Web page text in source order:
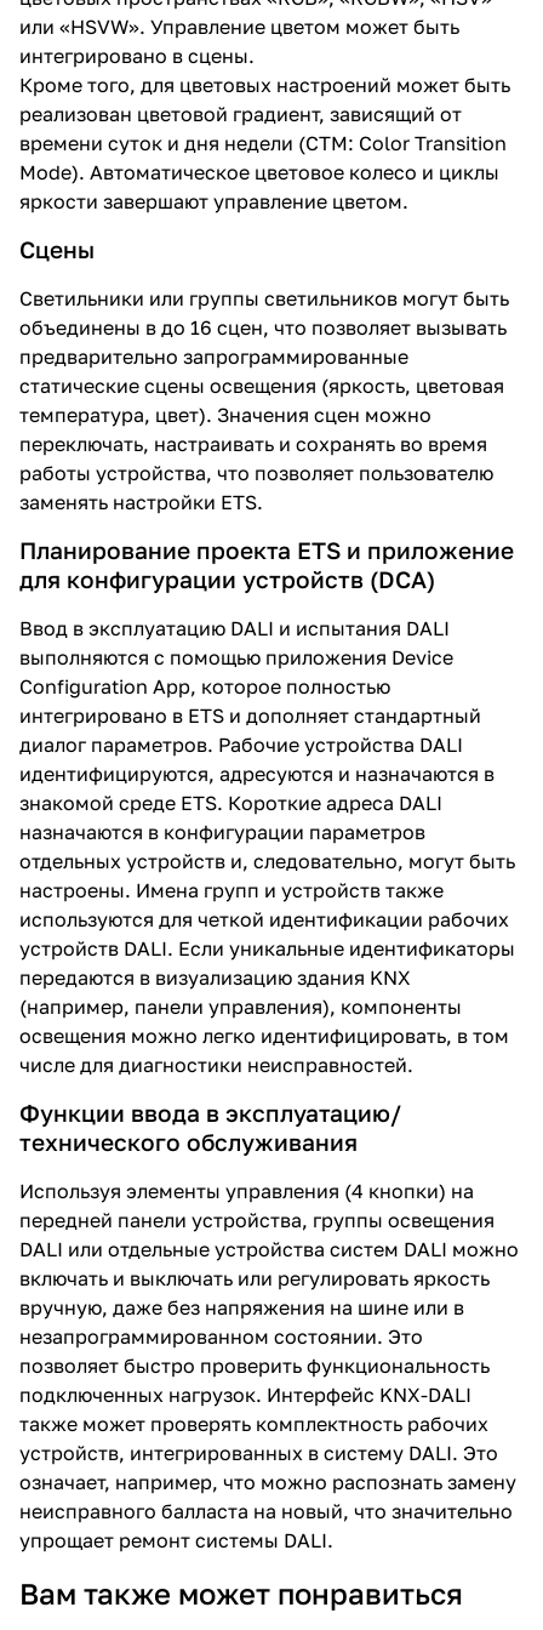
или «HSVW». Управление цветом может быть
интегрировано в сцены.
Кроме того, для цветовых настроений может быть
реализован цветовой градиент, зависящий от
времени суток и дня недели (CTM: Color Transition
Mode). Автоматическое цветовое колесо и циклы
яркости завершают управление цветом.
Сцены
Светильники или группы светильников могут быть
объединены в до 16 сцен, что позволяет вызывать
предварительно запрограммированные
статические сцены освещения (яркость, цветовая
температура, цвет). Значения сцен можно
переключать, настраивать и сохранять во время
работы устройства, что позволяет пользователю
заменять настройки ETS.
Планирование проекта ETS и приложение
для конфигурации устройств (DCA)
Ввод в эксплуатацию DALI и испытания DALI
выполняются с помощью приложения Device
Configuration App, которое полностью
интегрировано в ETS и дополняет стандартный
диалог параметров. Рабочие устройства DALI
идентифицируются, адресуются и назначаются в
знакомой среде ETS. Короткие адреса DALI
назначаются в конфигурации параметров
отдельных устройств и, следовательно, могут быть
настроены. Имена групп и устройств также
используются для четкой идентификации рабочих
устройств DALI. Если уникальные идентификаторы
передаются в визуализацию здания KNX
(например, панели управления), компоненты
освещения можно легко идентифицировать, в том
числе для диагностики неисправностей.
Функции ввода в эксплуатацию/
технического обслуживания
Используя элементы управления (4 кнопки) на
передней панели устройства, группы освещения
DALI или отдельные устройства систем DALI можно
включать и выключать или регулировать яркость
вручную, даже без напряжения на шине или в
незапрограммированном состоянии. Это
позволяет быстро проверить функциональность
подключенных нагрузок. Интерфейс KNX-DALI
также может проверять комплектность рабочих
устройств, интегрированных в систему DALI. Это
означает, например, что можно распознать замену
неисправного балласта на новый, что значительно
упрощает ремонт системы DALI.
Вам также может понравиться